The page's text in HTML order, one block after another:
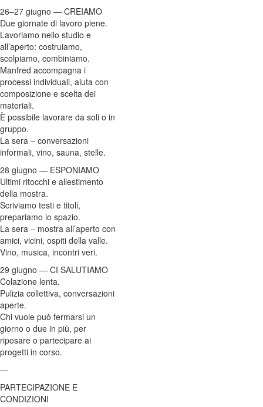
26–27 giugno — CREIAMO
Due giornate di lavoro piene.
Lavoriamo nello studio e
all’aperto: costruiamo,
scolpiamo, combiniamo.
Manfred accompagna i
processi individuali, aiuta con
composizione e scelta dei
materiali.
È possibile lavorare da soli o in
gruppo.
La sera – conversazioni
informali, vino, sauna, stelle.
28 giugno — ESPONIAMO
Ultimi ritocchi e allestimento
della mostra.
Scriviamo testi e titoli,
prepariamo lo spazio.
La sera – mostra all’aperto con
amici, vicini, ospiti della valle.
Vino, musica, incontri veri.
29 giugno — CI SALUTIAMO
Colazione lenta.
Pulizia collettiva, conversazioni
aperte.
Chi vuole può fermarsi un
giorno o due in più, per
riposare o partecipare ai
progetti in corso.
—
PARTECIPAZIONE E
CONDIZIONI